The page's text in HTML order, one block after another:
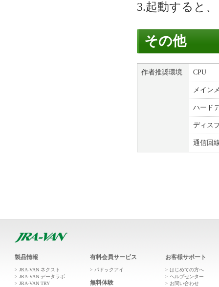
3.起動すると
その他
作者推奨環境 CPU
メイン
ハード
ディス
通信回
製品情報
JRA-VAN ネクスト
JRA-VAN データラボ
JRA-VAN TRY
有料会員サービス
パドックアイ
無料体験
お客様サポート
はじめての方へ
ヘルプセンター
お問い合わせ